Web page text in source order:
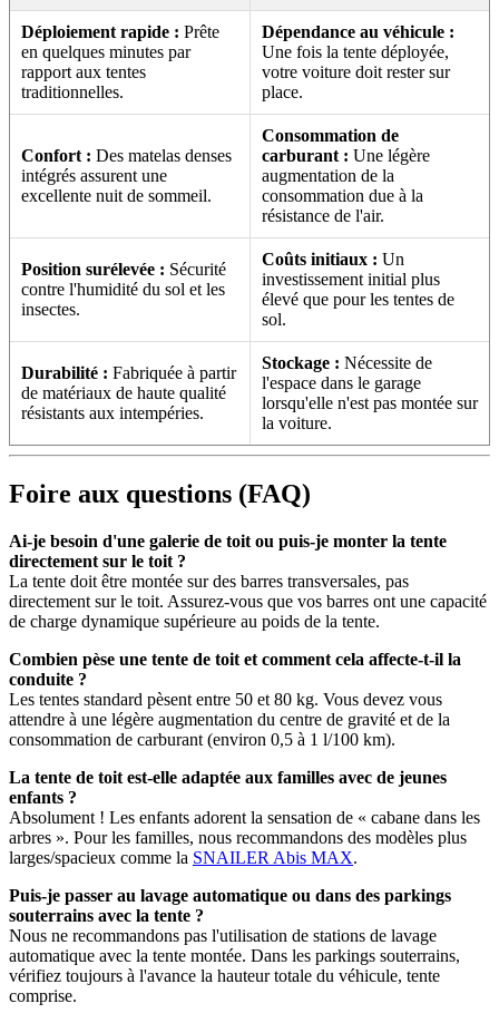
Déploiement rapide : Prête
en quelques minutes par
rapport aux tentes
traditionnelles.
Dépendance au véhicule :
Une fois la tente déployée,
votre voiture doit rester sur
place.
Confort : Des matelas denses
intégrés assurent une
excellente nuit de sommeil.
Consommation de
carburant : Une légère
augmentation de la
consommation due à la
résistance de l'air.
Position surélevée : Sécurité
contre l'humidité du sol et les
insectes.
Coûts initiaux : Un
investissement initial plus
élevé que pour les tentes de
sol.
Durabilité : Fabriquée à partir
de matériaux de haute qualité
résistants aux intempéries.
Stockage : Nécessite de
l'espace dans le garage
lorsqu'elle n'est pas montée sur
la voiture.
Foire aux questions (FAQ)
Ai-je besoin d'une galerie de toit ou puis-je monter la tente
directement sur le toit ?
La tente doit être montée sur des barres transversales, pas
directement sur le toit. Assurez-vous que vos barres ont une capacité
de charge dynamique supérieure au poids de la tente.
Combien pèse une tente de toit et comment cela affecte-t-il la
conduite ?
Les tentes standard pèsent entre 50 et 80 kg. Vous devez vous
attendre à une légère augmentation du centre de gravité et de la
consommation de carburant (environ 0,5 à 1 l/100 km).
La tente de toit est-elle adaptée aux familles avec de jeunes
enfants ?
Absolument ! Les enfants adorent la sensation de « cabane dans les
arbres ». Pour les familles, nous recommandons des modèles plus
larges/spacieux comme la SNAILER Abis MAX.
Puis-je passer au lavage automatique ou dans des parkings
souterrains avec la tente ?
Nous ne recommandons pas l'utilisation de stations de lavage
automatique avec la tente montée. Dans les parkings souterrains,
vérifiez toujours à l'avance la hauteur totale du véhicule, tente
comprise.